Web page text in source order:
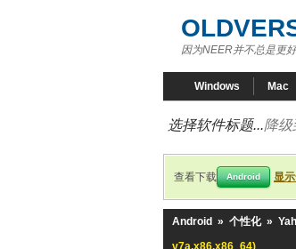
因为NEER并不总是更
Windows Mac
选择软件标题...降级
查看下载 Android 显
Android » 个性化 »
v7a,x86,x86_64)